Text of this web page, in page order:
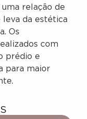
relação de
da estética
Os
com
prédio e
para maior